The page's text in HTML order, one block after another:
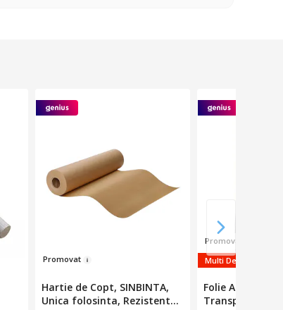
Promovat
Hartie de Copt, SINBINTA,
Unica folosinta, Rezistenta
Promovat
Multi Deals
Folie
Transparenta